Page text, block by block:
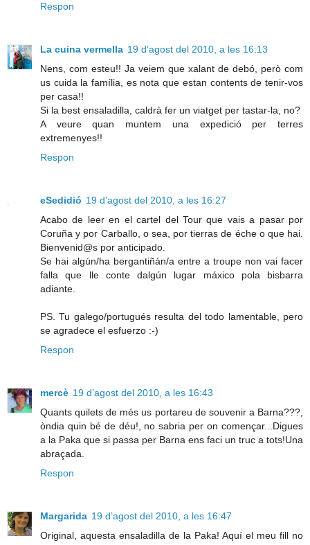
Respon
La cuina vermella 19 d’agost del 2010, a les 16:13
Nens, com esteu!! Ja veiem que xalant de debó, però com
us cuida la família, es nota que estan contents de tenir-vos
per casa!!
Si la best ensaladilla, caldrà fer un viatget per tastar-la, no?
A veure quan muntem una expedició per terres
extremenyes!!
Respon
eSedidió 19 d’agost del 2010, a les 16:27
Acabo de leer en el cartel del Tour que vais a pasar por
Coruña y por Carballo, o sea, por tierras de éche o que hai.
Bienvenid@s por anticipado.
Se hai algún/ha bergantiñán/a entre a troupe non vai facer
falla que lle conte dalgún lugar máxico pola bisbarra
adiante.
PS. Tu galego/portugués resulta del todo lamentable, pero
se agradece el esfuerzo :-)
Respon
mercè 19 d’agost del 2010, a les 16:43
Quants quilets de més us portareu de souvenir a Barna???,
òndia quin bé de déu!, no sabria per on començar...Digues
a la Paka que si passa per Barna ens faci un truc a tots!Una
abraçada.
Respon
Margarida 19 d’agost del 2010, a les 16:47
Original, aquesta ensaladilla de la Paka! Aquí el meu fill no